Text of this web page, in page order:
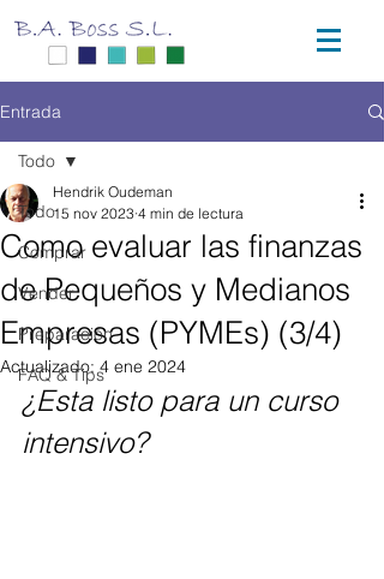
Entrada
Todo
Comprar
Vender
Preparación
FAQ & Tips
Todo
Como evaluar las finanzas
de Pequeños y Medianos
Empresas (PYMEs) (3/4)
Hendrik Oudeman
15 nov 2023 4 min de lectura
Actualizado:4 ene 2024
¿Esta listo para un curso
intensivo?